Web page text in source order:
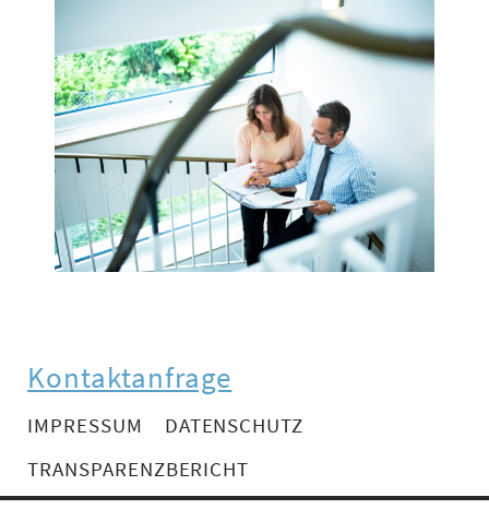
Kontaktanfrage
IMPRESSUM
DATENSCHUTZ
TRANSPARENZBERICHT